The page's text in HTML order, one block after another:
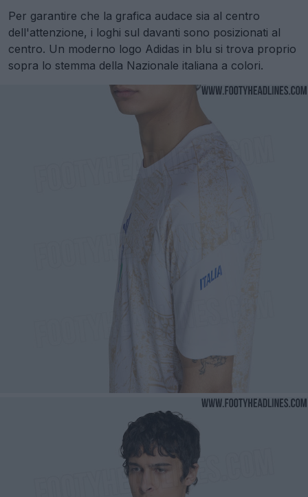
Per garantire che la grafica audace sia al centro
dell'attenzione, i loghi sul davanti sono posizionati al
centro. Un moderno logo Adidas in blu si trova proprio
sopra lo stemma della Nazionale italiana a colori.